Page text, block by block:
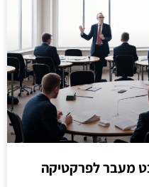
מעבר לפרקטיקה